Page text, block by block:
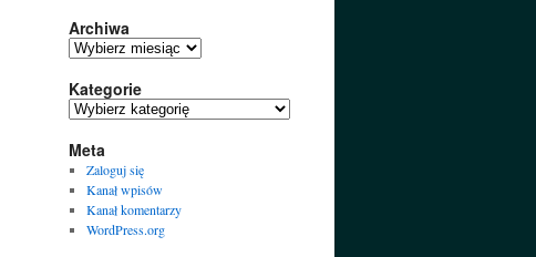
Archiwa
Archiwa
Kategorie
Kategorie
Meta
Zaloguj się
Kanał wpisów
Kanał komentarzy
WordPress.org